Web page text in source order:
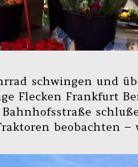
schwingen und
Flecken Frankfurt
beobachten –